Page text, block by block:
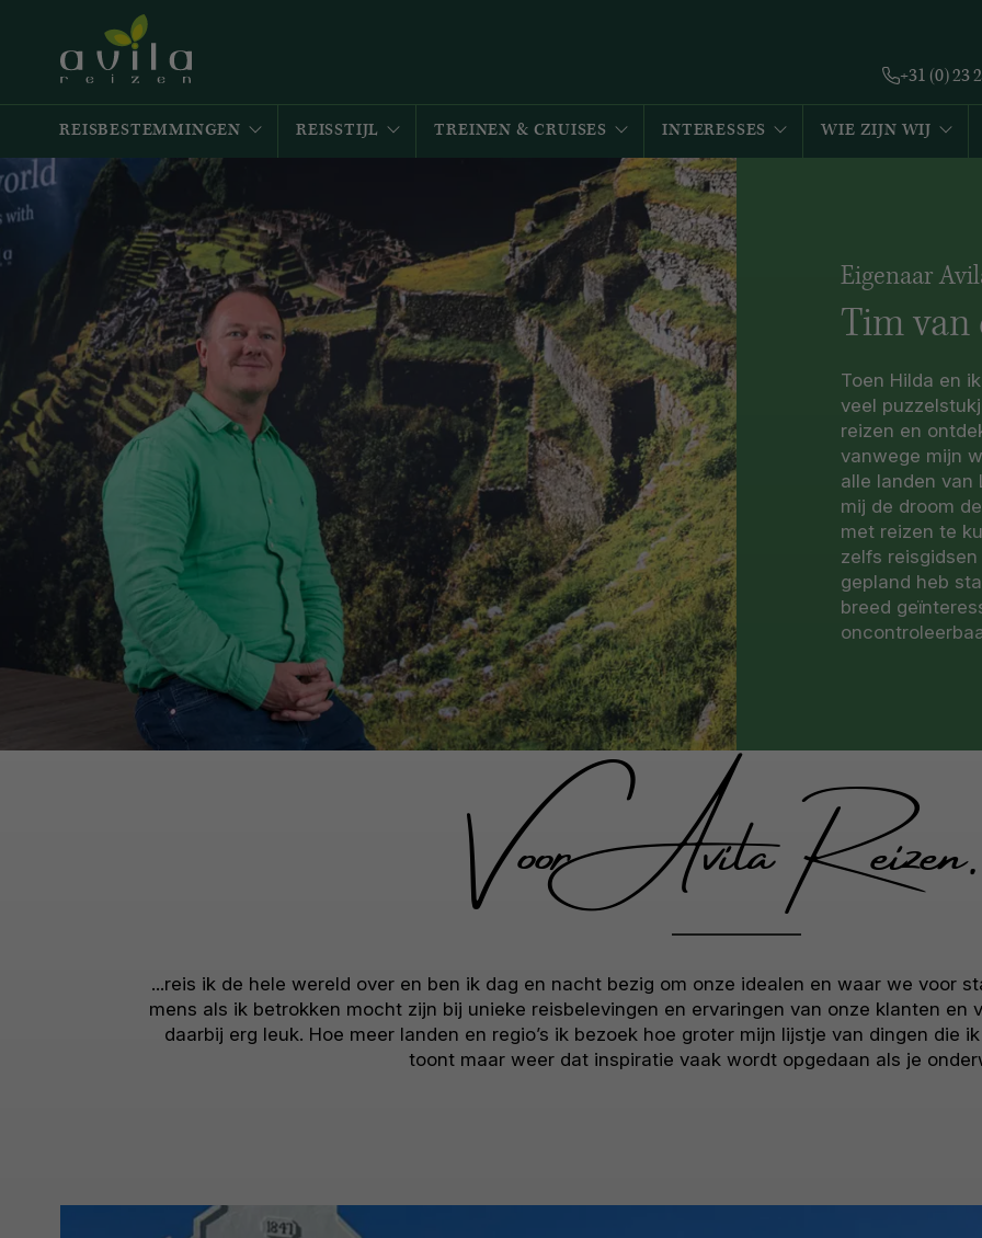
+31 (0) 23
REISBESTEMMINGEN REISSTIJL TREINEN & CRUISES INTERESSES WIE ZIJN WIJ
Eigenaar
Tim van
Toen Hilda en
veel
reizen en
vanwege mijn
alle landen van
mij de droom
met reizen te
zelfs
gepland heb
breed
Voor Avila
...reis ik de hele wereld over en ben ik dag en nacht bezig om onze idealen en waar we voor
mens als ik betrokken mocht zijn bij unieke reisbelevingen en ervaringen van onze klanten
daarbij erg leuk. Hoe meer landen en regio’s ik bezoek hoe groter mijn lijstje van dingen die
toont maar weer dat inspiratie vaak wordt opgedaan als je